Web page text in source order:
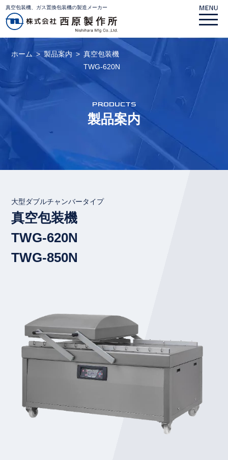
真空包装機、ガス置換包装機の製造メーカー
ホーム 製品案内
真空包装機
TWG-620N
PRODUCTS
製品案内
大型ダブルチャンバータイプ
真空包装機
TWG-620N
TWG-850N